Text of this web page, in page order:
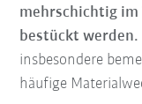
mehrschichtig im
bestückt werden.
insbesondere
häufige